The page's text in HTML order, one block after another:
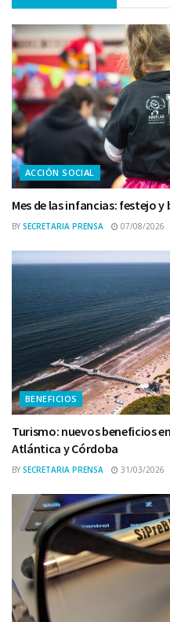
ACCIÓN SOCIAL
Mes de las infancias: festejo
BY SECRETARIA PRENSA 07/08/2026
BENEFICIOS
Turismo: nuevos beneficios
Atlántica y Córdoba
BY SECRETARIA PRENSA 31/03/2026